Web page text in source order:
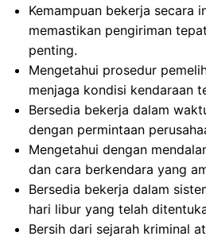
Kemampuan bekerja secara
memastikan pengiriman
penting.
Mengetahui prosedur
menjaga kondisi kendaraan
Bersedia bekerja dalam
dengan permintaan
Mengetahui dengan
dan cara berkendara yang
Bersedia bekerja dalam
hari libur yang telah
Bersih dari sejarah kriminal